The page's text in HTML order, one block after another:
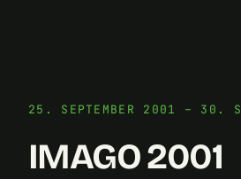
25. SEPTEMBER 2001 – 30.
IMAGO 2001